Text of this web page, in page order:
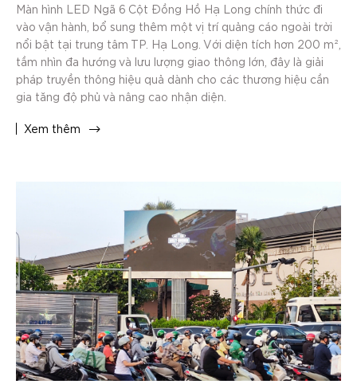
Màn hình LED Ngã 6 Cột Đồng Hồ Hạ Long chính thức đi
vào vận hành, bổ sung thêm một vị trí quảng cáo ngoài trời
nổi bật tại trung tâm TP. Hạ Long. Với diện tích hơn 200 m²,
tầm nhìn đa hướng và lưu lượng giao thông lớn, đây là giải
pháp truyền thông hiệu quả dành cho các thương hiệu cần
gia tăng độ phủ và nâng cao nhận diện.
Xem thêm